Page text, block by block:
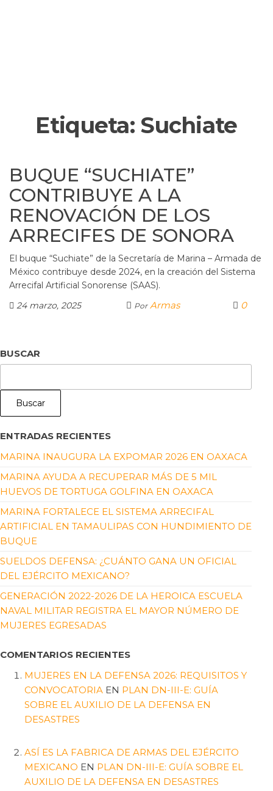
Etiqueta: Suchiate
BUQUE “SUCHIATE”
CONTRIBUYE A LA
RENOVACIÓN DE LOS
ARRECIFES DE SONORA
El buque “Suchiate” de la Secretaría de Marina – Armada de
México contribuye desde 2024, en la creación del Sistema
Arrecifal Artificial Sonorense (SAAS).
24 marzo, 2025
Por Armas 0
BUSCAR
Buscar
ENTRADAS RECIENTES
MARINA INAUGURA LA EXPOMAR 2026 EN OAXACA
MARINA AYUDA A RECUPERAR MÁS DE 5 MIL
HUEVOS DE TORTUGA GOLFINA EN OAXACA
MARINA FORTALECE EL SISTEMA ARRECIFAL
ARTIFICIAL EN TAMAULIPAS CON HUNDIMIENTO DE
BUQUE
SUELDOS DEFENSA: ¿CUÁNTO GANA UN OFICIAL
DEL EJÉRCITO MEXICANO?
GENERACIÓN 2022-2026 DE LA HEROICA ESCUELA
NAVAL MILITAR REGISTRA EL MAYOR NÚMERO DE
MUJERES EGRESADAS
COMENTARIOS RECIENTES
MUJERES EN LA DEFENSA 2026: REQUISITOS Y
CONVOCATORIA EN PLAN DN-III-E: GUÍA
SOBRE EL AUXILIO DE LA DEFENSA EN
DESASTRES
ASÍ ES LA FABRICA DE ARMAS DEL EJÉRCITO
MEXICANO EN PLAN DN-III-E: GUÍA SOBRE EL
AUXILIO DE LA DEFENSA EN DESASTRES